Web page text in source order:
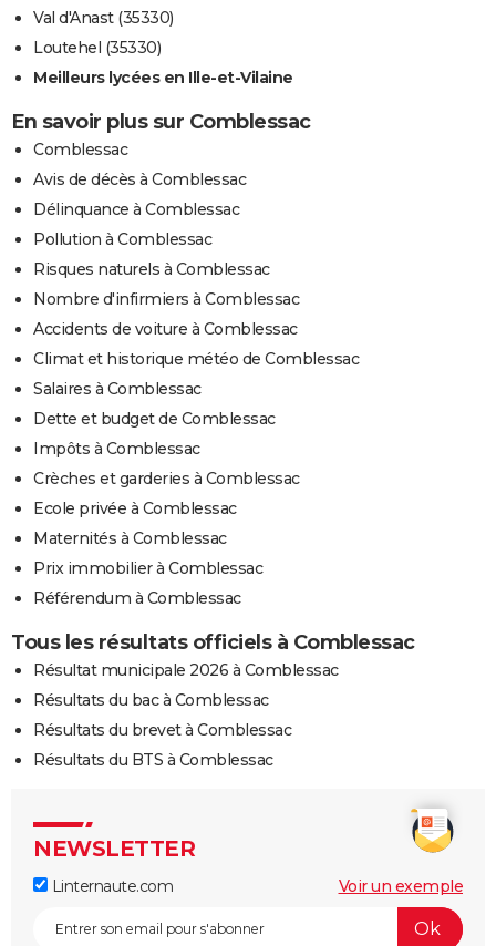
Val d'Anast (35330)
Loutehel (35330)
Meilleurs lycées en Ille-et-Vilaine
En savoir plus sur Comblessac
Comblessac
Avis de décès à Comblessac
Délinquance à Comblessac
Pollution à Comblessac
Risques naturels à Comblessac
Nombre d'infirmiers à Comblessac
Accidents de voiture à Comblessac
Climat et historique météo de Comblessac
Salaires à Comblessac
Dette et budget de Comblessac
Impôts à Comblessac
Crèches et garderies à Comblessac
Ecole privée à Comblessac
Maternités à Comblessac
Prix immobilier à Comblessac
Référendum à Comblessac
Tous les résultats officiels à Comblessac
Résultat municipale 2026 à Comblessac
Résultats du bac à Comblessac
Résultats du brevet à Comblessac
Résultats du BTS à Comblessac
NEWSLETTER
Linternaute.com Voir un exemple